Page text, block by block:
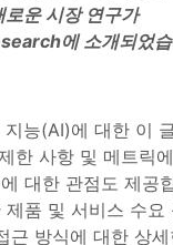
운 시장 연구가
에 소개되었습
지능(AI)에 대한 이
한 사항 및 메트릭
대한 관점도 제공
제품 및 서비스 수
근 방식에 대한 상